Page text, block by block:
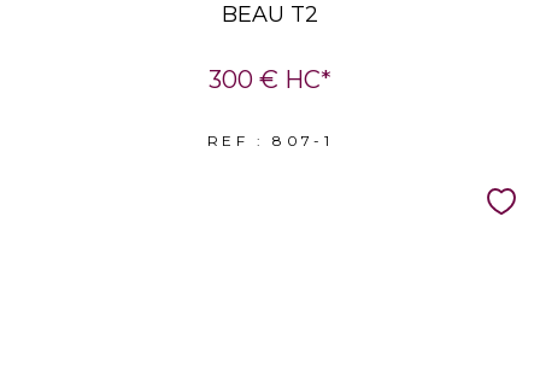
BEAU T2
300 € HC*
REF : 807-1